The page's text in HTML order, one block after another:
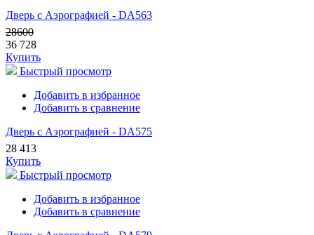
Дверь с Аэрографией - DA563
28600
36 728
Купить
Быстрый просмотр
Добавить в избранное
Добавить в сравнение
Дверь с Аэрографией - DA575
28 413
Купить
Быстрый просмотр
Добавить в избранное
Добавить в сравнение